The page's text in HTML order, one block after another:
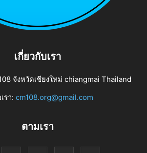
เกี่ยวกับเรา
จังหวัดเชียงใหม่ chiangmai Thailand
รา: cm108.org@gmail.com
ตามเรา